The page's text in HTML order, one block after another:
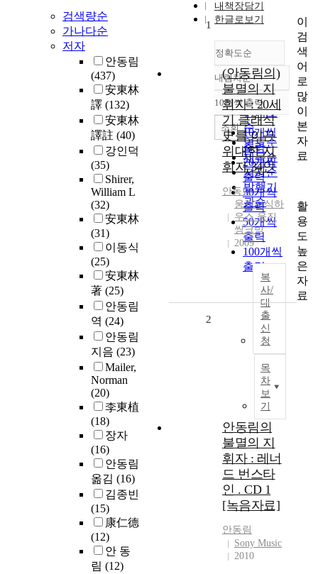
검색량순
가나다순
저자
안동림
(437)
安東林
譯 (132)
安東林
譯註 (40)
강인덕
(35)
Shirer,
William L
(32)
安東林
(31)
이동식
(25)
安東林
著 (25)
안동림
역 (24)
안동림
지음 (23)
Mailer,
Norman
(20)
李東植
(18)
장자
(16)
안동림
옮김 (16)
김종빈
(15)
康仁德
(12)
안 동
림 (12)
내책장담기
한글로보기
정확도순
정확도
순
인기도
순
연도순
제목순
저자순
발행기
관순
내림차순
내림차순
10개씩 출력
10개씩
출력
20개씩
출력
30개씩
출력
50개씩
출력
100개씩
출력
조회
1
(안동림의)
불멸의 지
휘자 : 20세
기 클래식
史를 이끈
위대한 지
휘자 34인
안동림
웅진지식하
우스 웅진
씽크빅
2009
복
사/
대
출
신
청
목
차
보
기
2
안동림의
불멸의 지
휘자 : 레너
드 번스타
인 . CD 1
[녹음자료]
안동림
Sony Music
2010
이
검
색
어
로
많
이
본
자
료
활
용
도
높
은
자
료